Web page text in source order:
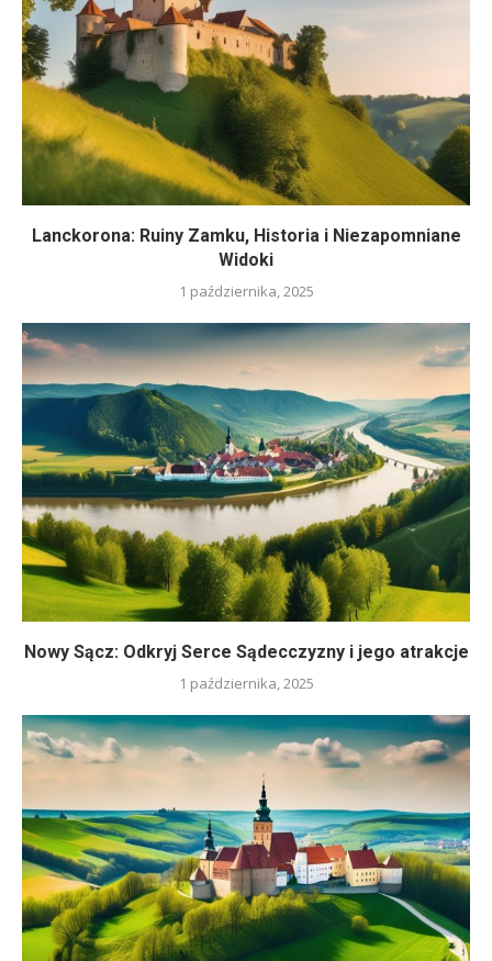
Lanckorona: Ruiny Zamku, Historia i Niezapomniane
Widoki
1 października, 2025
Nowy Sącz: Odkryj Serce Sądecczyzny i jego atrakcje
1 października, 2025